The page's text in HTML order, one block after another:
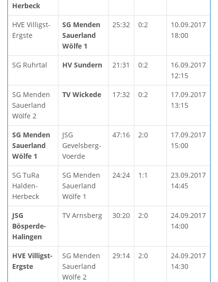
Herbeck
HVE Villigst-
Ergste
SG Menden
Sauerland
Wölfe 1
25:32 0:2
10.09.2017
18:00
SG Ruhrtal HV Sundern 21:31 0:2
16.09.2017
12:15
SG Menden
Sauerland
Wölfe 2
TV Wickede 17:32 0:2
17.09.2017
13:15
SG Menden
Sauerland
Wölfe 1
JSG
Gevelsberg-
Voerde
47:16 2:0
17.09.2017
15:00
SG TuRa
Halden-
Herbeck
SG Menden
Sauerland
Wölfe 1
24:24 1:1
23.09.2017
14:45
JSG
Bösperde-
Halingen
TV Arnsberg 30:20 2:0
24.09.2017
14:00
HVE Villigst-
Ergste
SG Menden
Sauerland
Wölfe 2
29:14 2:0
24.09.2017
14:30